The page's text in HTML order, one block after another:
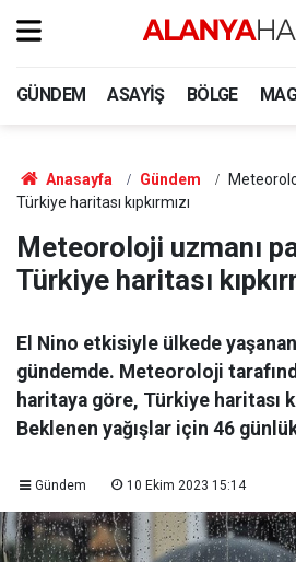
GÜNDEM ASAYIŞ BÖLGE
Anasayfa Gündem
Türkiye haritası kıpkırmızı
Meteoroloji uzmanı
Türkiye haritası
El Nino etkisiyle ülkede
gündemde. Meteoroloji
haritaya göre, Türkiye haritası
Beklenen yağışlar için 46
Gündem 10 Ekim 2023 15:14